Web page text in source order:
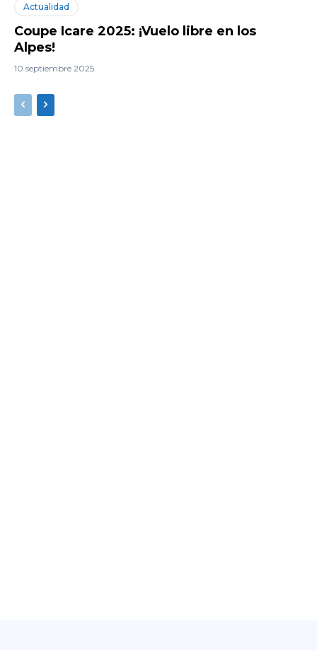
Actualidad
Coupe Icare 2025: ¡Vuelo libre en los
Alpes!
10 septiembre 2025